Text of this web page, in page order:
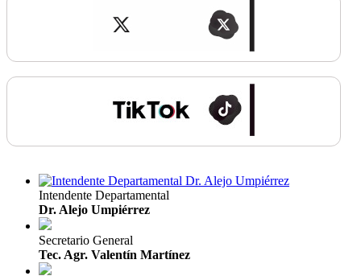
Intendente Departamental
Dr. Alejo Umpiérrez
Secretario General
Tec. Agr. Valentín Martínez